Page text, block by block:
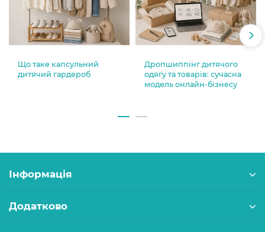
Що таке капсульний
дитячий гардероб
Дропшиппінг дитячого
одягу та товарів: сучасна
модель онлайн-бізнесу
Інформація
Додатково